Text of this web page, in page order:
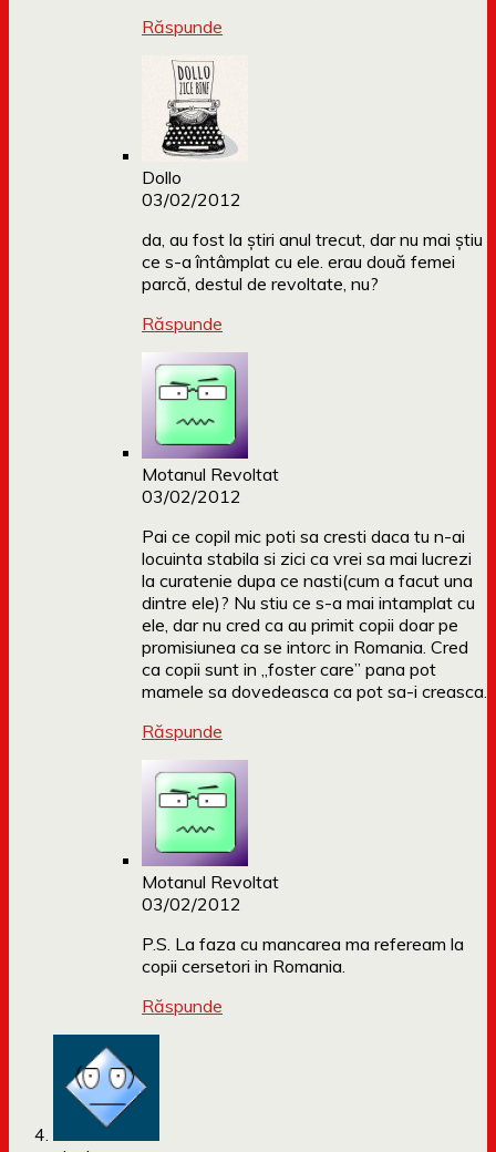
Răspunde
Dollo
03/02/2012
da, au fost la știri anul trecut, dar nu mai știu
ce s-a întâmplat cu ele. erau două femei
parcă, destul de revoltate, nu?
Răspunde
Motanul Revoltat
03/02/2012
Pai ce copil mic poti sa cresti daca tu n-ai
locuinta stabila si zici ca vrei sa mai lucrezi
la curatenie dupa ce nasti(cum a facut una
dintre ele)? Nu stiu ce s-a mai intamplat cu
ele, dar nu cred ca au primit copii doar pe
promisiunea ca se intorc in Romania. Cred
ca copii sunt in „foster care” pana pot
mamele sa dovedeasca ca pot sa-i creasca.
Răspunde
Motanul Revoltat
03/02/2012
P.S. La faza cu mancarea ma refeream la
copii cersetori in Romania.
Răspunde